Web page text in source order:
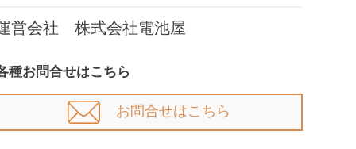
営会社 株式会社電池屋
種お問合せはこちら
お問合せはこちら